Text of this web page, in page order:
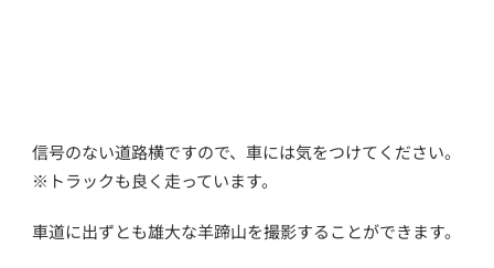
信号のない道路横ですので、車には気をつけてください。
※トラックも良く走っています。
車道に出ずとも雄大な羊蹄山を撮影することができます。